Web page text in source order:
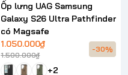
Ốp lưng UAG Samsung
Galaxy S26 Ultra Pathfinder
có Magsafe
1.050.000₫
1.500.000₫
-30%
+2